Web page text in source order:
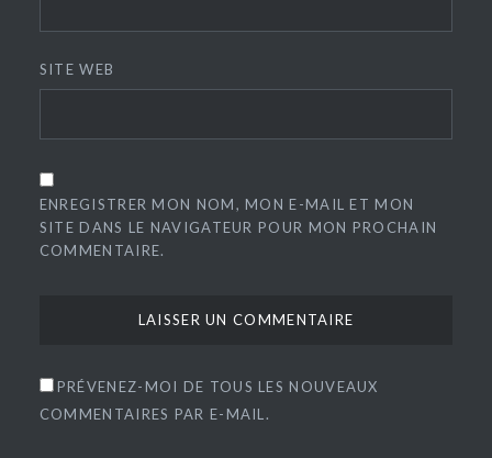
SITE WEB
ENREGISTRER MON NOM, MON E-MAIL ET MON
SITE DANS LE NAVIGATEUR POUR MON PROCHAIN
COMMENTAIRE.
PRÉVENEZ-MOI DE TOUS LES NOUVEAUX
COMMENTAIRES PAR E-MAIL.